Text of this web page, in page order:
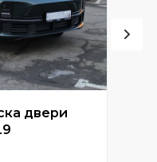
двери